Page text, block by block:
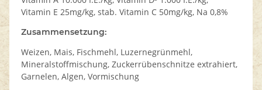
Vitamin E 25mg/kg, stab. Vitamin C 50mg/kg, Na 0,8%
Zusammensetzung:
Weizen, Mais, Fischmehl, Luzernegrünmehl,
Mineralstoffmischung, Zuckerrübenschnitze extrahiert,
Garnelen, Algen, Vormischung